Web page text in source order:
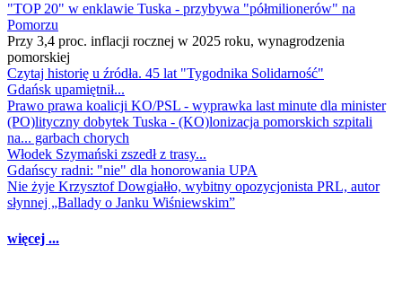
"TOP 20" w enklawie Tuska - przybywa "półmilionerów" na
Pomorzu
Przy 3,4 proc. inflacji rocznej w 2025 roku, wynagrodzenia
pomorskiej
Czytaj historię u źródła. 45 lat "Tygodnika Solidarność"
Gdańsk upamiętnił...
Prawo prawa koalicji KO/PSL - wyprawka last minute dla minister
(PO)lityczny dobytek Tuska - (KO)lonizacja pomorskich szpitali
na... garbach chorych
Włodek Szymański zszedł z trasy...
Gdańscy radni: "nie" dla honorowania UPA
Nie żyje Krzysztof Dowgiałło, wybitny opozycjonista PRL, autor
słynnej „Ballady o Janku Wiśniewskim”
więcej ...